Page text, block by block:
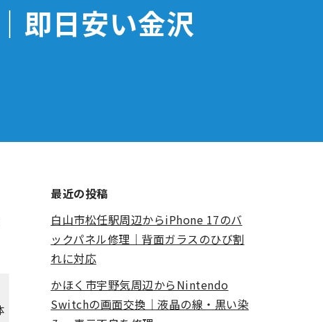
即日安い金沢
最近の投稿
白山市松任駅周辺からiPhone 17のバ
ックパネル修理｜背面ガラスのひび割
れに対応
かほく市宇野気周辺からNintendo
Switchの画面交換｜液晶の線・黒い染